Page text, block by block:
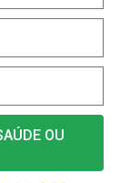
OU